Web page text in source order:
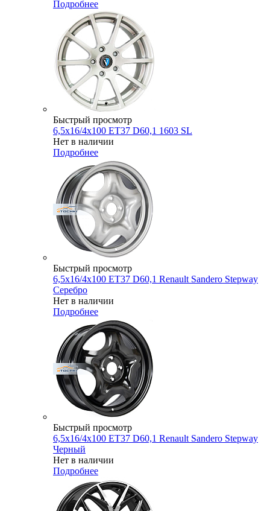
Подробнее
Быстрый просмотр
6,5x16/4x100 ET37 D60,1 1603 SL
Нет в наличии
Подробнее
Быстрый просмотр
6,5x16/4x100 ET37 D60,1 Renault Sandero Stepway
Серебро
Нет в наличии
Подробнее
Быстрый просмотр
6,5x16/4x100 ET37 D60,1 Renault Sandero Stepway
Черный
Нет в наличии
Подробнее